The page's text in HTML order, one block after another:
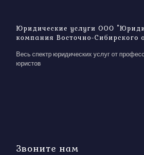
Юридические услуги ООО
компания Восточно-Сибирского
Весь спектр юридических услуг от
юристов
Звоните нам